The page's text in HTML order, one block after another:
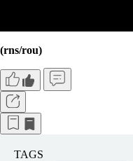
(rns/rou)
TAGS